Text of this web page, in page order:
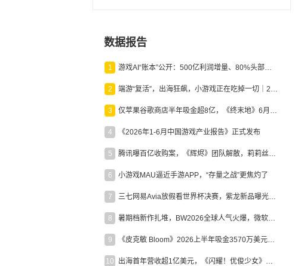
数据报告
1 游戏AI“账本”公开：500亿利润增量、80%头部入局，谁在闷声发财？
2 端游“复活”，出海狂飙，小游戏正在吃掉一切｜2026上半年产业报告
3 仅苹果谷歌商店半年吸金超8亿，《终末地》6月份收入显著回暖
4 《2026年1-6月中国游戏产业报告》正式发布
5 腾讯曝百亿收购案，《辉烬》团队解散，莉莉丝新作曝光｜陀螺周报
6 小游戏MAU逼近手游APP，“存量之战”更焦灼了
7 三七网易Avia放假看世界杯决赛，紫龙新品曝光，米哈游新作上线 | 陀螺周报
8 暑期档新作扎堆，BW2026全球人气火爆，微软XBOX大裁员|陀螺周报
9 《皮克敏 Bloom》2026上半年吸金3570万美元，中国台湾成最大市场
10 出海首年营收超1亿美元，《闪耀！优俊少女》美国市场占比达七成